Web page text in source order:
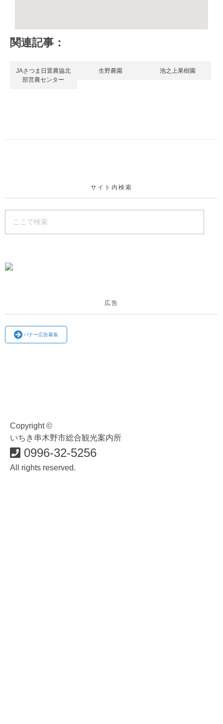
関連記事：
JAさつま日置農協北
部営農センター
生野農園 池之上果樹園
サイト内検索
広告
バナー広告募集
Copyright ©
いちき串木野市総合観光案内所
0996-32-5256
All rights reserved.